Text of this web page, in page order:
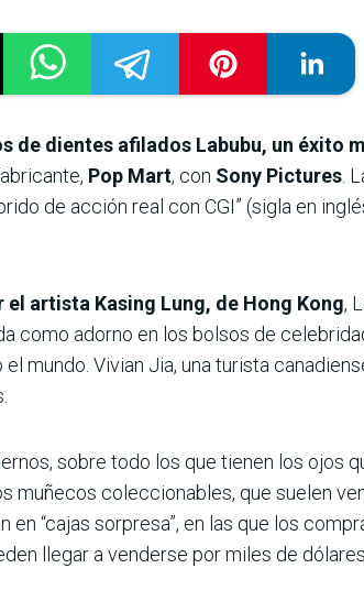
de dientes afilados Labubu, un éxito
Pop Mart, con Sony Pictures .
de acción real con CGI” (sigla en
el artista Kasing Lung, de Hong Kong,
como adorno en los bolsos de
mundo. Vivian Jia, una turista
sobre todo los que tienen los ojos
muñecos coleccionables, que suelen
en “cajas sorpresa”, en las que los
llegar a venderse por miles de dólares.